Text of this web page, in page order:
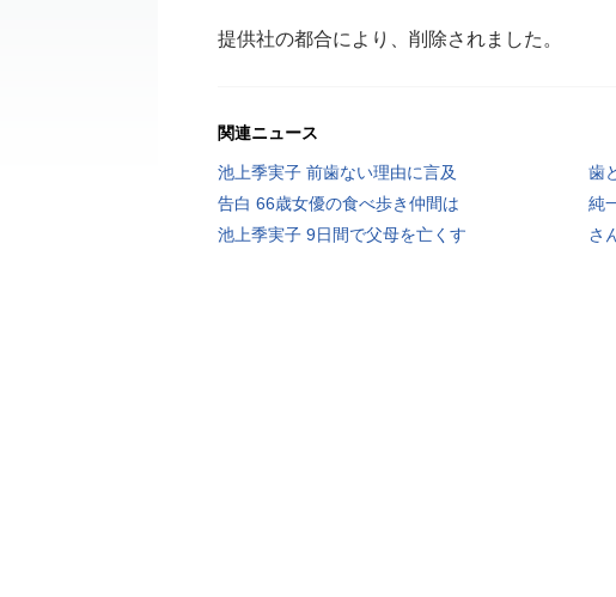
提供社の都合により、削除されました。
関連ニュース
池上季実子 前歯ない理由に言及
歯
告白 66歳女優の食べ歩き仲間は
純
池上季実子 9日間で父母を亡くす
さ